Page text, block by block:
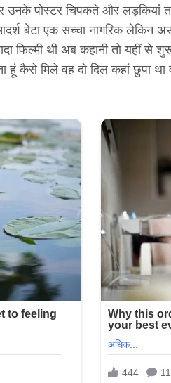
पोस्टर चिपकते और लड़कियां
बेटा एक सच्चा नागरिक
फिल्मी थी अब कहानी तो
कैसे मिले वह दो दिल कहां छुपा था